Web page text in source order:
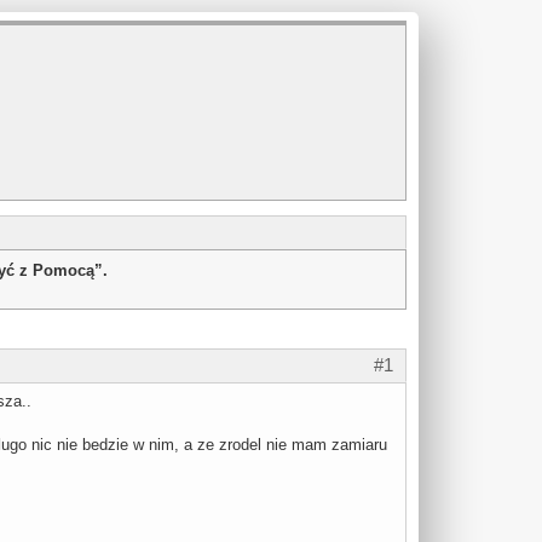
z Pomocą”.
#1
nic nie bedzie w nim, a ze zrodel nie mam zamiaru